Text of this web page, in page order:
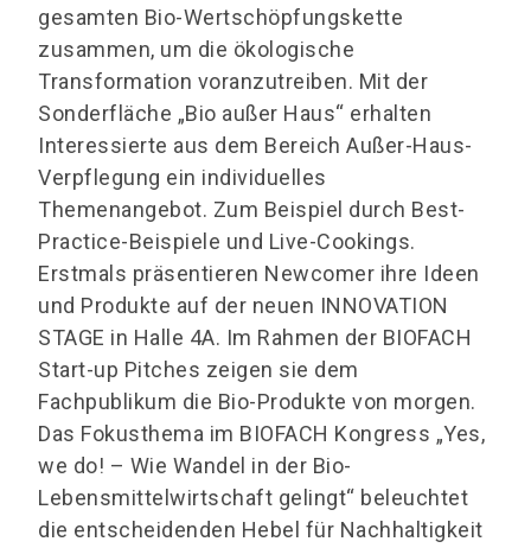
gesamten Bio-Wertschöpfungskette
zusammen, um die ökologische
Transformation voranzutreiben. Mit der
Sonderfläche „Bio außer Haus“ erhalten
Interessierte aus dem Bereich Außer-Haus-
Verpflegung ein individuelles
Themenangebot. Zum Beispiel durch Best-
Practice-Beispiele und Live-Cookings.
Erstmals präsentieren Newcomer ihre Ideen
und Produkte auf der neuen INNOVATION
STAGE in Halle 4A. Im Rahmen der BIOFACH
Start-up Pitches zeigen sie dem
Fachpublikum die Bio-Produkte von morgen.
Das Fokusthema im BIOFACH Kongress „Yes,
we do! – Wie Wandel in der Bio-
Lebensmittelwirtschaft gelingt“ beleuchtet
die entscheidenden Hebel für Nachhaltigkeit